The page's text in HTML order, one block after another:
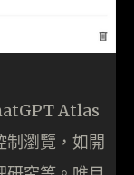
Atlas
瀏覽，如開